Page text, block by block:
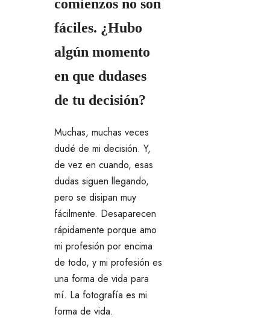
comienzos no son
fáciles. ¿Hubo
algún momento
en que dudases
de tu decisión?
Muchas, muchas veces
dudé de mi decisión. Y,
de vez en cuando, esas
dudas siguen llegando,
pero se disipan muy
fácilmente. Desaparecen
rápidamente porque amo
mi profesión por encima
de todo, y mi profesión es
una forma de vida para
mí. La fotografía es mi
forma de vida.